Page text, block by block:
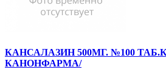
КАНСАЛАЗИН 500МГ. №100
КАНОНФАРМА/